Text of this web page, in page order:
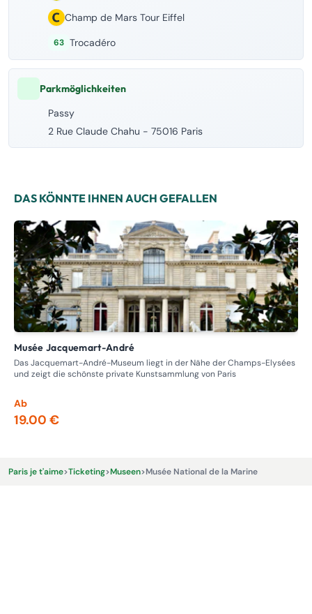
Champ de Mars Tour Eiffel
63 Trocadéro
Parkmöglichkeiten
Passy
2 Rue Claude Chahu - 75016 Paris
DAS KÖNNTE IHNEN AUCH GEFALLEN
Musée Jacquemart-André
Das Jacquemart-André-Museum liegt in der Nähe der Champs-Elysées
und zeigt die schönste private Kunstsammlung von Paris
Ab
19.00 €
Paris je t'aime>Ticketing>Museen>Musée National de la Marine